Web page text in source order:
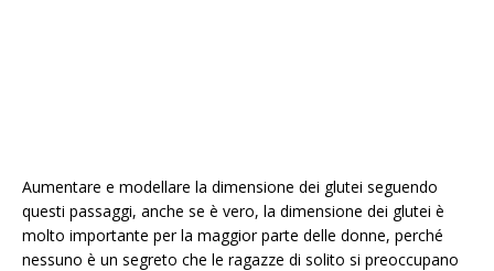
Aumentare e modellare la dimensione dei glutei seguendo
questi passaggi, anche se è vero, la dimensione dei glutei è
molto importante per la maggior parte delle donne, perché
nessuno è un segreto che le ragazze di solito si preoccupano